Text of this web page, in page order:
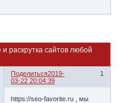
раскрутка сайтов любой
Поделиться 1
2019-
03-22 20:04:39
https://seo-favorite.ru , мы